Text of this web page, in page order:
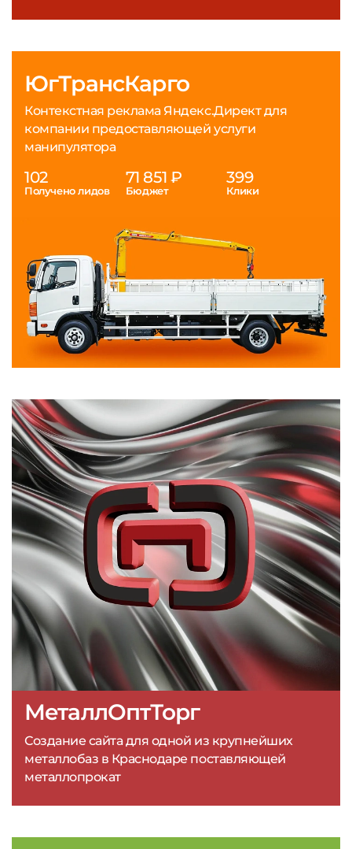
ЮгТрансКарго
Контекстная реклама Яндекс.Директ для
компании предоставляющей услуги
манипулятора
102
Получено лидов
71 851 ₽
Бюджет
399
Клики
МеталлОптТорг
Создание сайта для одной из крупнейших
металлобаз в Краснодаре поставляющей
металлопрокат